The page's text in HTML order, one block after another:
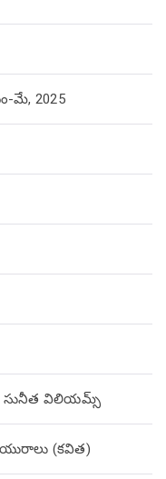
మే, 2025
సునీత విలియమ్స్
(కవిత)